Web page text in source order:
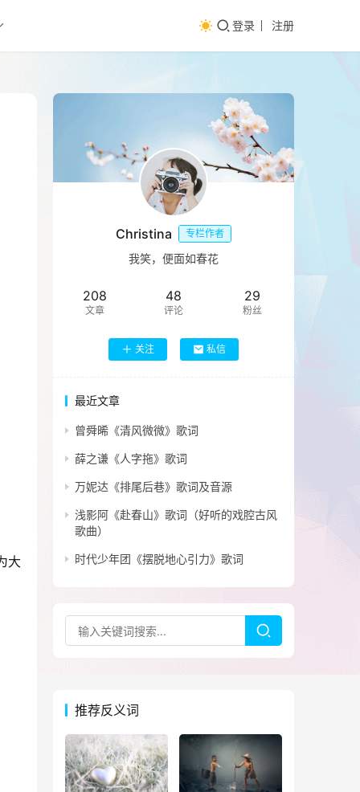
登录 注册
大
Christina 专栏作者
我笑，便面如春花
208
文章
48
评论
29
粉丝
关注 私信
最近文章
曾舜晞《清风微微》歌词
薛之谦《人字拖》歌词
万妮达《排尾后巷》歌词及音源
浅影阿《赴春山》歌词（好听的戏腔古风
歌曲）
时代少年团《摆脱地心引力》歌词
推荐反义词